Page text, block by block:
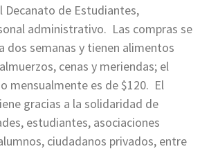
Decanato de Estudiantes,
administrativo. Las compras se
dos semanas y tienen alimentos
cenas y meriendas; el
mensualmente es de $120. El
gracias a la solidaridad de
estudiantes, asociaciones
ciudadanos privados, entre